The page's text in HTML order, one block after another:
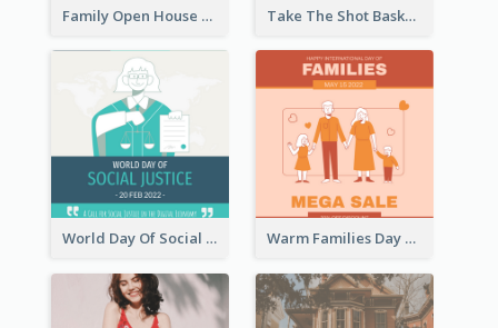
Family Open House Registration Instagram Post Take The Shot Basketball Instagram Post
World Day Of Social Justice Instagram Post Warm Families Day Sales Instagram Post